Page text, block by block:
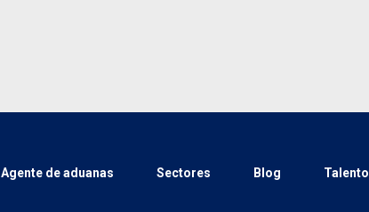
Agente de aduanas Sectores Blog Talento